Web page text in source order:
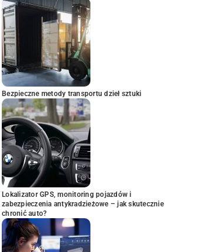
Bezpieczne metody transportu dzieł sztuki
Lokalizator GPS, monitoring pojazdów i
zabezpieczenia antykradzieżowe – jak skutecznie
chronić auto?